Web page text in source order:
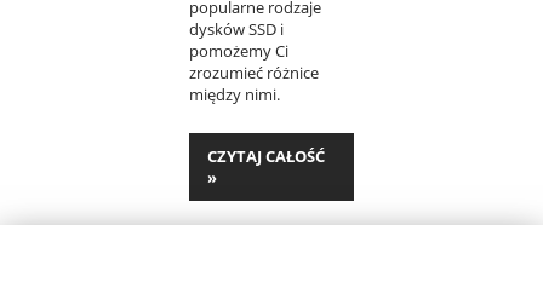
popularne rodzaje
dysków SSD i
pomożemy Ci
zrozumieć różnice
między nimi.
CZYTAJ CAŁOŚĆ
»